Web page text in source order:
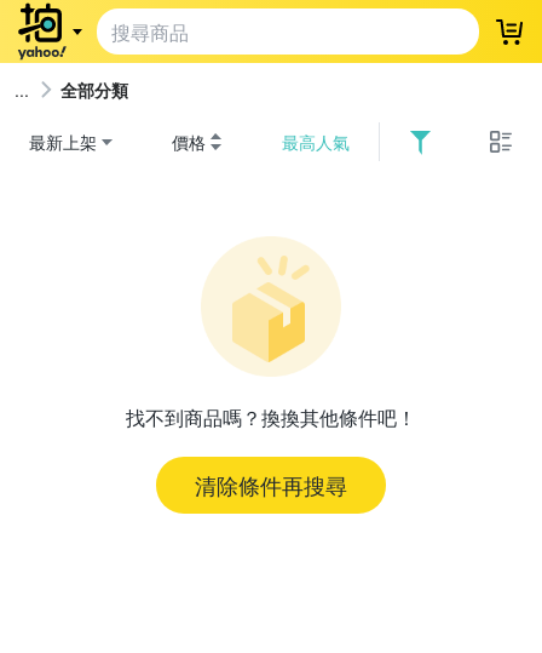
登
全部分類
最新上架 價格 最高人氣
找不到商品嗎？換換其他條件吧！
清除條件再搜尋